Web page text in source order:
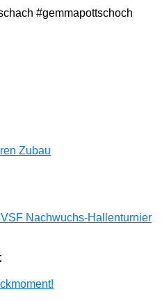
#gemmapottschoch
Zubau
Nachwuchs-Hallenturnier